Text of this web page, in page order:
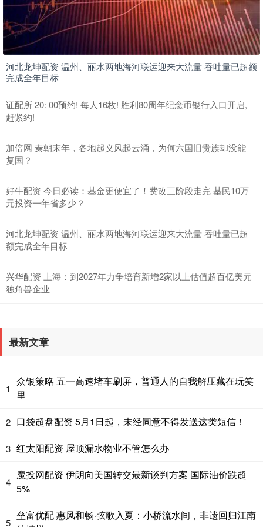
河北龙坤配资 温州、丽水两地海河联运迎来大流量 吞吐量已超额
完成全年目标
证配所 20: 00预约! 每人16枚! 胜利80周年纪念币银行入口开启,
赶紧约!
加倍网 秦朝末年，各地起义风起云涌，为何六国旧贵族却没能
复国？
好牛配资 今日必读：基金更便宜了！费改三阶段走完 基民10万
元投资一年省多少？
河北龙坤配资 温州、丽水两地海河联运迎来大流量 吞吐量已超
额完成全年目标
兴华配资 上海：到2027年力争培育新增2家以上估值超百亿美元
独角兽企业
最新文章
1
众银策略 五一高速堵车刷屏，普通人的自我解压藏在玩笑
里
2 口袋超盘配资 5月1日起，未经同意不得发送这类短信！
3 红太阳配资 屋顶漏水物业不管怎么办
4
魔投网配资 伊朗向美国转交最新谈判方案 国际油价跌超
5%
5
垒富优配 惠风和畅·弦歌入夏：小桥流水间，非遗回归江南